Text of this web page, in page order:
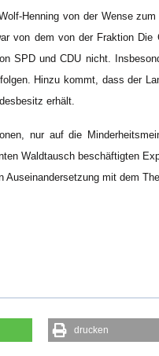
Henning von der Wense
von dem von der Fraktion Die
SPD und CDU nicht.
Hinzu kommt, dass der
erhält.
nur auf die
Waldtausch beschäftigten
mit dem
drucken